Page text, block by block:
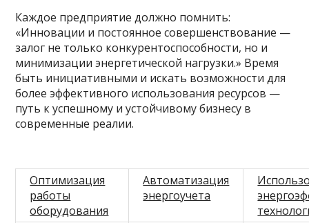
Каждое предприятие должно помнить:
«Инновации и постоянное совершенствование —
залог не только конкурентоспособности, но и
минимизации энергетической нагрузки.» Время
быть инициативными и искать возможности для
более эффективного использования ресурсов —
путь к успешному и устойчивому бизнесу в
современные реалии.
Оптимизация
работы
оборудования
Автоматизация
энергоучета